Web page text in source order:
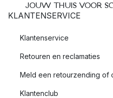
JOUW THUIS VOOR
KLANTENSERVICE
Klantenservice
Retouren en reclamaties
Meld een retourzending of
Klantenclub